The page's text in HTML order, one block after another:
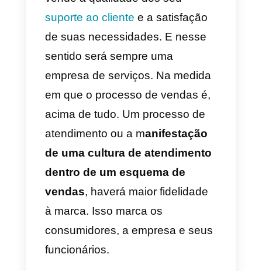
Do resultado bem sucedido de
uma venda consultiva.
um cliente de alto valor, com
quem as negociações podem
continuar no futuro
não fizer uma venda específica,
não voltará às fases anteriores
seu processo de conversão.
contrário, esse potencial cliente
está orbitando por perto, sempre